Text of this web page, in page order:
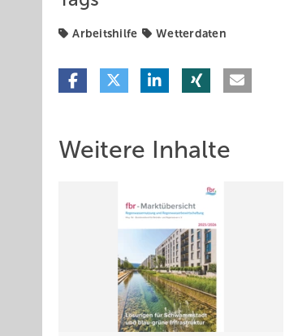
Arbeitshilfe Wetterdaten
Weitere Inhalte